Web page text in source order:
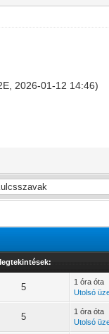
2026-01-12 14:46)
5
1 óra óta
Utolsó
5
1 óra óta
Utolsó